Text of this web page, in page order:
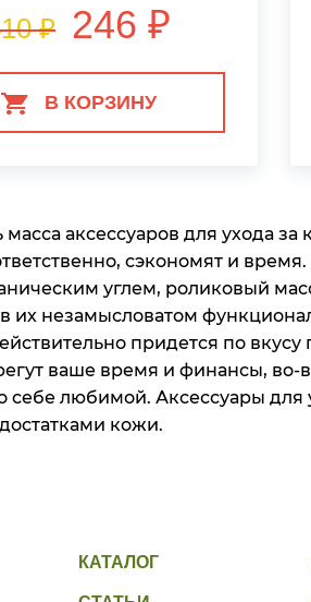
₽ 246 ₽
В КОРЗИНУ
аксессуаров для ухода
сэкономят и
углем, роликовый
их незамысловатом
придется по
ваше время и финансы,
себе любимой. Аксессуары
кожи.
КАТАЛОГ